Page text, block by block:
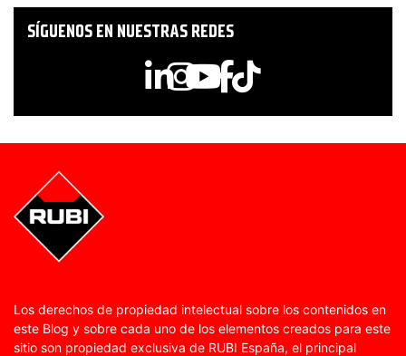
SÍGUENOS EN NUESTRAS REDES
Los derechos de propiedad intelectual sobre los contenidos en
este Blog y sobre cada uno de los elementos creados para este
sitio son propiedad exclusiva de RUBI España, el principal